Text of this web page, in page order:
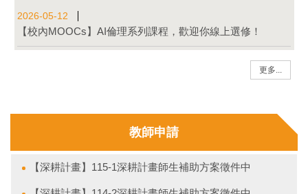
2026-05-12
【校內MOOCs】AI倫理系列課程，歡迎你線上選修！
更多...
教師申請
【深耕計畫】115-1深耕計畫師生補助方案徵件中